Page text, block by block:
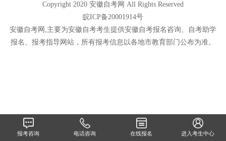
Copyright 2020 安徽自考网 All Rights Reserved
皖ICP备20001914号
安徽自考网,主要为安徽自考考生提供安徽自考报名咨询、自考助学
报名、报考指导网站，所有报考信息以各地市教育部门公布为准。
报考咨询 电话咨询 在线报名 进入考生中心